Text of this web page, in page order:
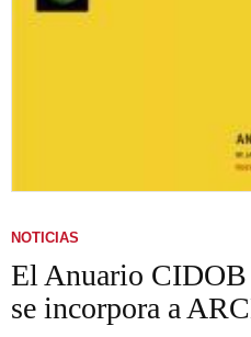
NOTICIAS
El Anuario
se incorpora a